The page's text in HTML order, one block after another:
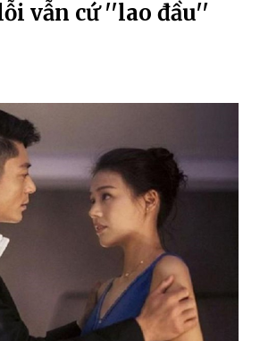
vẫn cứ ''lao đầu''